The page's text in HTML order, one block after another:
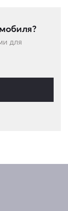
для